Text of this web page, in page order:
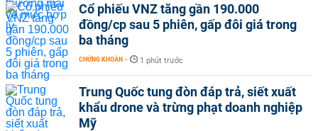
Cổ phiếu VNZ tăng gần 190.000
đồng/cp sau 5 phiên, gấp đôi giá trong
ba tháng
CHỨNG KHOÁN - 1 phút trước
Trung Quốc tung đòn đáp trả, siết xuất
khẩu drone và trừng phạt doanh nghiệp
Mỹ